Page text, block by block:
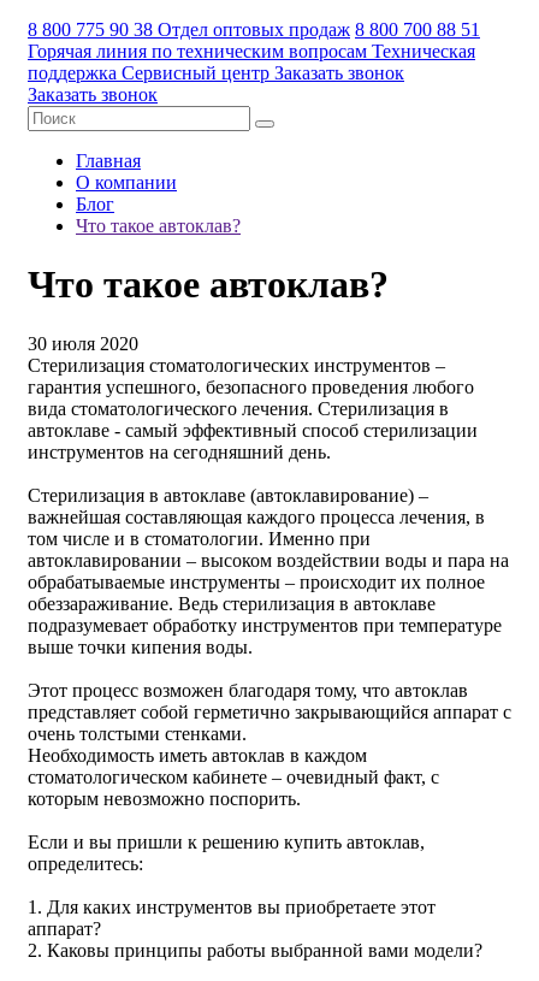
8 800 775 90 38 Отдел оптовых продаж 8 800 700 88 51
Горячая линия по техническим вопросам Техническая
поддержка Сервисный центр Заказать звонок
Заказать звонок
Главная
О компании
Блог
Что такое автоклав?
Что такое автоклав?
30 июля 2020
Стерилизация стоматологических инструментов –
гарантия успешного, безопасного проведения любого
вида стоматологического лечения. Стерилизация в
автоклаве - самый эффективный способ стерилизации
инструментов на сегодняшний день.
Стерилизация в автоклаве (автоклавирование) –
важнейшая составляющая каждого процесса лечения, в
том числе и в стоматологии. Именно при
автоклавировании – высоком воздействии воды и пара на
обрабатываемые инструменты – происходит их полное
обеззараживание. Ведь стерилизация в автоклаве
подразумевает обработку инструментов при температуре
выше точки кипения воды.
Этот процесс возможен благодаря тому, что автоклав
представляет собой герметично закрывающийся аппарат с
очень толстыми стенками.
Необходимость иметь автоклав в каждом
стоматологическом кабинете – очевидный факт, с
которым невозможно поспорить.
Если и вы пришли к решению купить автоклав,
определитесь:
1. Для каких инструментов вы приобретаете этот
аппарат?
2. Каковы принципы работы выбранной вами модели?